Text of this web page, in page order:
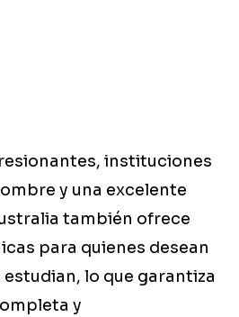
instituciones
y una excelente
también ofrece
para quienes desean
lo que garantiza
y